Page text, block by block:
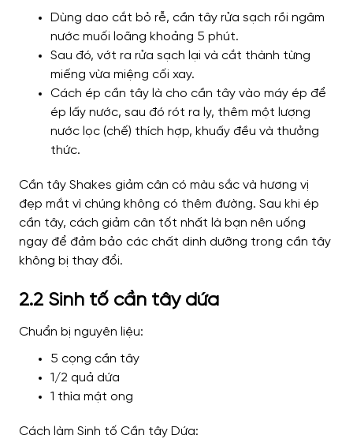
Dùng dao cắt bỏ rễ, cần tây rửa sạch rồi ngâm
nước muối loãng khoảng 5 phút.
Sau đó, vớt ra rửa sạch lại và cắt thành từng
miếng vừa miệng cối xay.
Cách ép cần tây là cho cần tây vào máy ép để
ép lấy nước, sau đó rót ra ly, thêm một lượng
nước lọc (chế) thích hợp, khuấy đều và thưởng
thức.
Cần tây Shakes giảm cân có màu sắc và hương vị
đẹp mắt vì chúng không có thêm đường. Sau khi ép
cần tây, cách giảm cân tốt nhất là bạn nên uống
ngay để đảm bảo các chất dinh dưỡng trong cần tây
không bị thay đổi.
2.2 Sinh tố cần tây dứa
Chuẩn bị nguyên liệu:
5 cọng cần tây
1/2 quả dứa
1 thìa mật ong
Cách làm Sinh tố Cần tây Dứa: